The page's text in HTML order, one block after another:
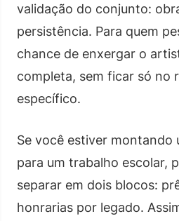
validação do conjunto:
persistência. Para quem
chance de enxergar o
completa, sem ficar só no
específico.
Se você estiver montando
para um trabalho escolar,
separar em dois blocos:
honrarias por legado.